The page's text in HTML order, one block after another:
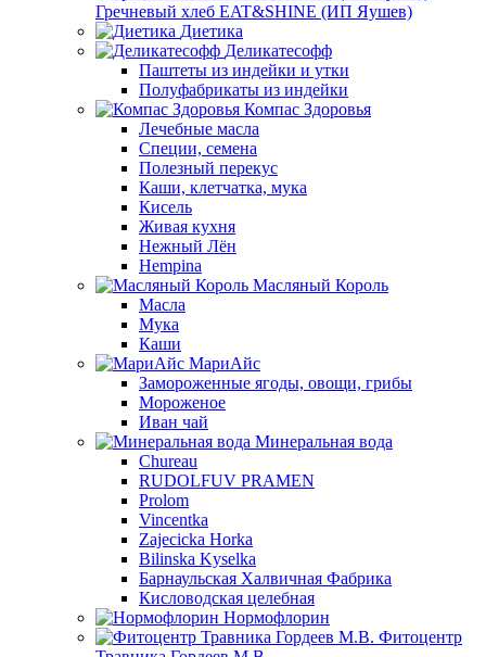
Гречневый хлеб EAT&SHINE (ИП Яушев)
Диетика
Деликатесофф
Паштеты из индейки и утки
Полуфабрикаты из индейки
Компас Здоровья
Лечебные масла
Специи, семена
Полезный перекус
Каши, клетчатка, мука
Кисель
Живая кухня
Нежный Лён
Hempina
Масляный Король
Масла
Мука
Каши
МариАйс
Замороженные ягоды, овощи, грибы
Мороженое
Иван чай
Минеральная вода
Chureau
RUDOLFUV PRAMEN
Prolom
Vincentka
Zajecicka Horka
Bilinska Kyselka
Барнаульская Халвичная Фабрика
Кисловодская целебная
Нормофлорин
Фитоцентр